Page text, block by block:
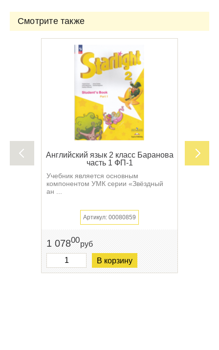
Смотрите также
Английский язык 2 класс Баранова
часть 1 ФП-1
Учебник является основным
компонентом УМК серии «Звёздный
ан ...
Артикул: 00080859
1 07800руб
В корзину